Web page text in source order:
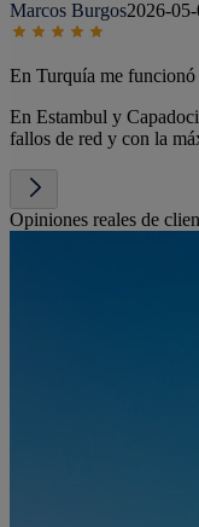
Marcos Burgos2026-
En Turquía me funcionó
En Estambul y
fallos de red y con la
Opiniones reales de